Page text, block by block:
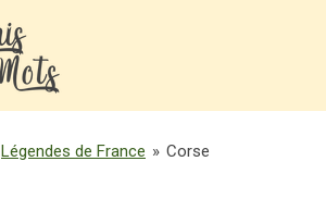
Légendes de France » Corse